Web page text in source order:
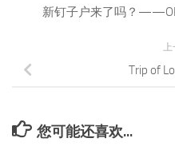
新钉子户来了吗？
Trip of
您可能还喜欢...